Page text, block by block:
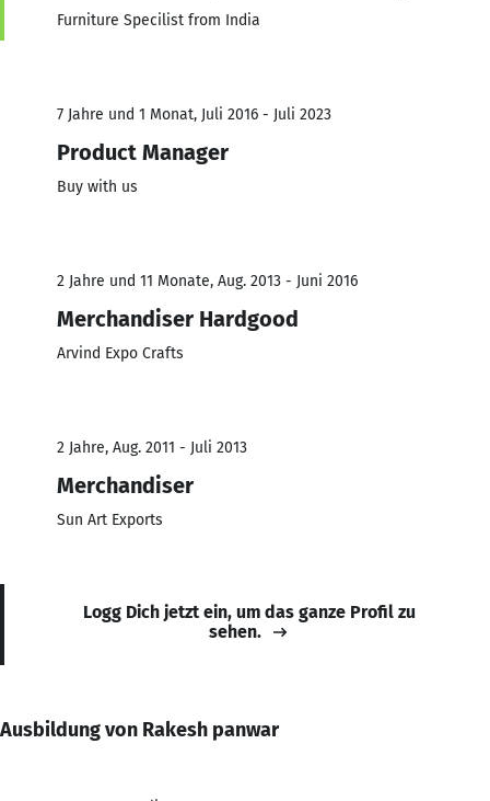
Furniture Specilist from India
7 Jahre und 1 Monat, Juli 2016 - Juli 2023
Product Manager
Buy with us
2 Jahre und 11 Monate, Aug. 2013 - Juni 2016
Merchandiser Hardgood
Arvind Expo Crafts
2 Jahre, Aug. 2011 - Juli 2013
Merchandiser
Sun Art Exports
Logg Dich jetzt ein, um das ganze Profil zu
sehen.
Ausbildung von Rakesh panwar